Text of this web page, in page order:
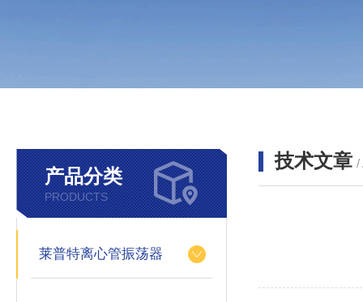
产品分类
PRODUCTS
莱普特离心管振荡器
技术文章 /